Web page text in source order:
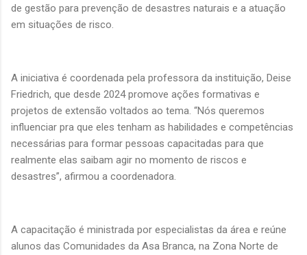
de gestão para prevenção de desastres naturais e a atuação
em situações de risco.
A iniciativa é coordenada pela professora da instituição, Deise
Friedrich, que desde 2024 promove ações formativas e
projetos de extensão voltados ao tema. “Nós queremos
influenciar pra que eles tenham as habilidades e competências
necessárias para formar pessoas capacitadas para que
realmente elas saibam agir no momento de riscos e
desastres”, afirmou a coordenadora.
A capacitação é ministrada por especialistas da área e reúne
alunos das Comunidades da Asa Branca, na Zona Norte de